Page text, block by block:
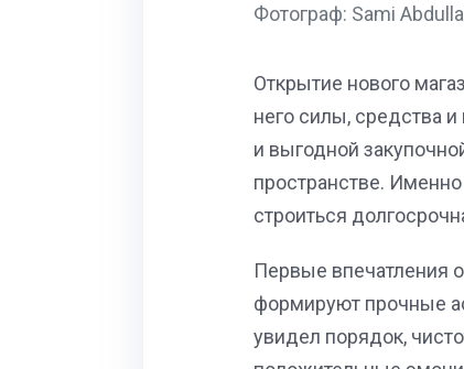
Фотограф: Sami
Открытие нового
него силы, средства
и выгодной
пространстве.
строиться
Первые впечатления
формируют прочные
увидел порядок,